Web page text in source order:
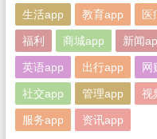
生活app 教育app 医
福利 商城app 新闻
英语app 出行app 网
社交app 管理app 视
服务app 资讯app